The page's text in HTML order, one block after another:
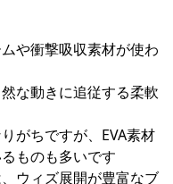
や衝撃吸収素材が使わ
な動きに追従する柔軟
がちですが、EVA素材
ものも多いです
ウィズ展開が豊富なブ